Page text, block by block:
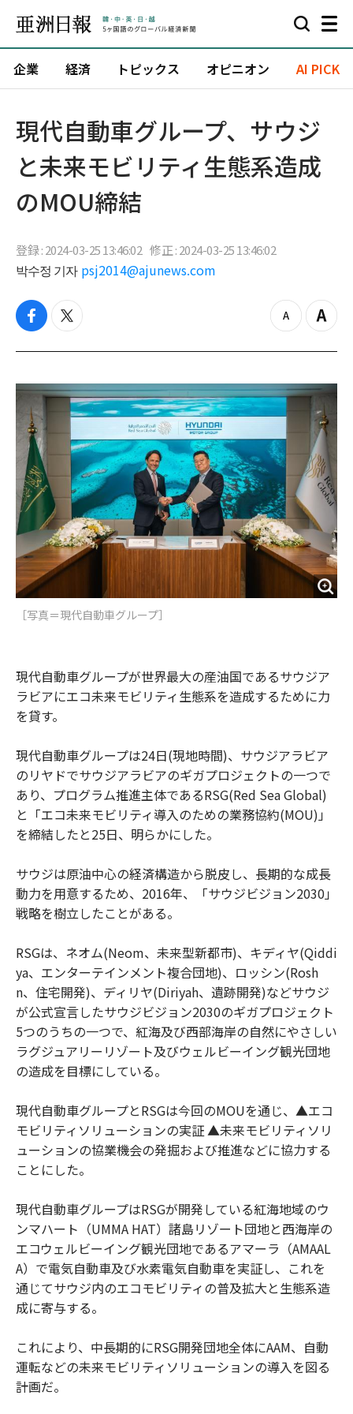
企業 経済 トピックス オピニオン AI PICK
現代自動車グループ、サウジ
と未来モビリティ生態系造成
のMOU締結
登録 : 2024-03-25 13:46:02 修正 : 2024-03-25 13:46:02
박수정 기자 psj2014@ajunews.com
f
c
b
o
k
t
i
t
e
r
z
o
o
u
t
Z
o
i
［写真＝現代自動車グループ］
現代自動車グループが世界最大の産油国であるサウジア
ラビアにエコ未来モビリティ生態系を造成するために力
を貸す。
現代自動車グループは24日(現地時間)、サウジアラビア
のリヤドでサウジアラビアのギガプロジェクトの一つで
あり、プログラム推進主体であるRSG(Red Sea Global)
と「エコ未来モビリティ導入のための業務協約(MOU)」
を締結したと25日、明らかにした。
サウジは原油中心の経済構造から脱皮し、長期的な成長
動力を用意するため、2016年、「サウジビジョン2030」
戦略を樹立したことがある。
RSGは、ネオム(Neom、未来型新都市)、キディヤ(Qiddi
ya、エンターテインメント複合団地)、ロッシン(Rosh
n、住宅開発)、ディリヤ(Diriyah、遺跡開発)などサウジ
が公式宣言したサウジビジョン2030のギガプロジェクト
5つのうちの一つで、紅海及び西部海岸の自然にやさしい
ラグジュアリーリゾート及びウェルビーイング観光団地
の造成を目標にしている。
現代自動車グループとRSGは今回のMOUを通じ、▲エコ
モビリティソリューションの実証 ▲未来モビリティソリ
ューションの協業機会の発掘および推進などに協力する
ことにした。
現代自動車グループはRSGが開発している紅海地域のウ
ンマハート（UMMA HAT）諸島リゾート団地と西海岸の
エコウェルビーイング観光団地であるアマーラ（AMAAL
A）で電気自動車及び水素電気自動車を実証し、これを
通じてサウジ内のエコモビリティの普及拡大と生態系造
成に寄与する。
これにより、中長期的にRSG開発団地全体にAAM、自動
運転などの未来モビリティソリューションの導入を図る
計画だ。